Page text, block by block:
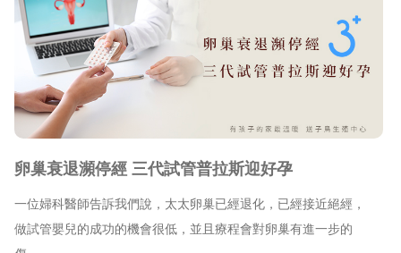
服務據點
台灣
新竹院
台北院
台中辦事處
海外
東京業務部 JP
卵巢衰退瀕停經 三代試管普拉斯迎好孕
一位婦科醫師告訴我們說，太太卵巢已經退化，已經接近絕經，
做試管嬰兒的成功的機會很低，並且療程會對卵巢有進一步的